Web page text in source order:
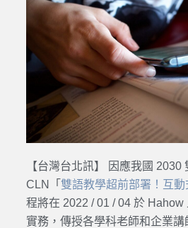
【台灣台北訊】 因應我國 2030
CLN「 雙語教學超前部署！互
程將在 2022 / 01 / 04 於 Hahow
實務，傳授各學科老師和企業